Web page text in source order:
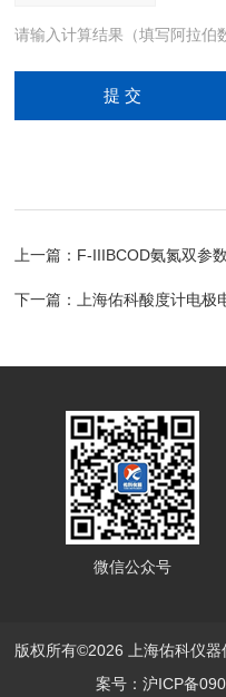
请输入计算结果（填写阿拉伯
上一篇： F-IIIBCOD氨氮双参
下一篇： 上海佑科酸度计电极
微信公众号
版权所有©2026 上海佑科仪
案号：沪ICP备